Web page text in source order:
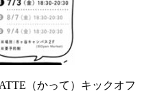
（かって）キックオフ